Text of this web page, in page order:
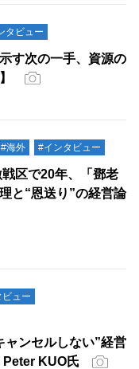
タビュー
す次の一手、資源の
#海外 #インタビュー
戦区で20年、「鄧老
と“恩送り”の経営論
ュー
ンセルしない”経営
KUO氏